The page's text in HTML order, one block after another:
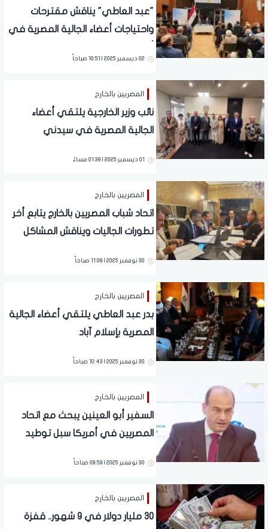
"عبد العاطي" يناقش مقترحات
واحتياجات أعضاء الجالية المصرية في
02 ديسمبر 2025 | 10:51 صباحاً
المصريين بالخارج
نائب وزير الخارجية يلتقي أعضاء
الجالية المصرية في سيدني
01 ديسمبر 2025 | 01:38 مساءً
المصريين بالخارج
اتحاد شباب المصريين بالخارج يتابع أخر
تطورات الجاليات ويناقش المشاكل
30 نوفمبر 2025 | 11:08 صباحاً
المصريين بالخارج
بدر عبد العاطي يلتقي أعضاء الجالية
المصرية بإسلام آباد
30 نوفمبر 2025 | 10:43 صباحاً
المصريين بالخارج
السفير أبو العينين يبحث مع اتحاد
المصريين في أمريكا سبل توطيد
30 نوفمبر 2025 | 09:59 صباحاً
المصريين بالخارج
30 مليار دولار في 9 شهور.. قفزة